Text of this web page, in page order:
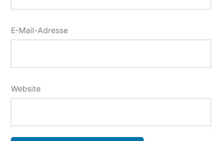
E-Mail-Adresse
Website